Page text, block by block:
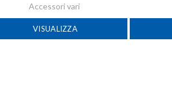
Accessori vari
VISUALIZZA